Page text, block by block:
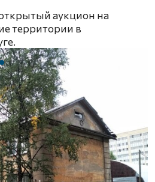
аукцион на
территории в